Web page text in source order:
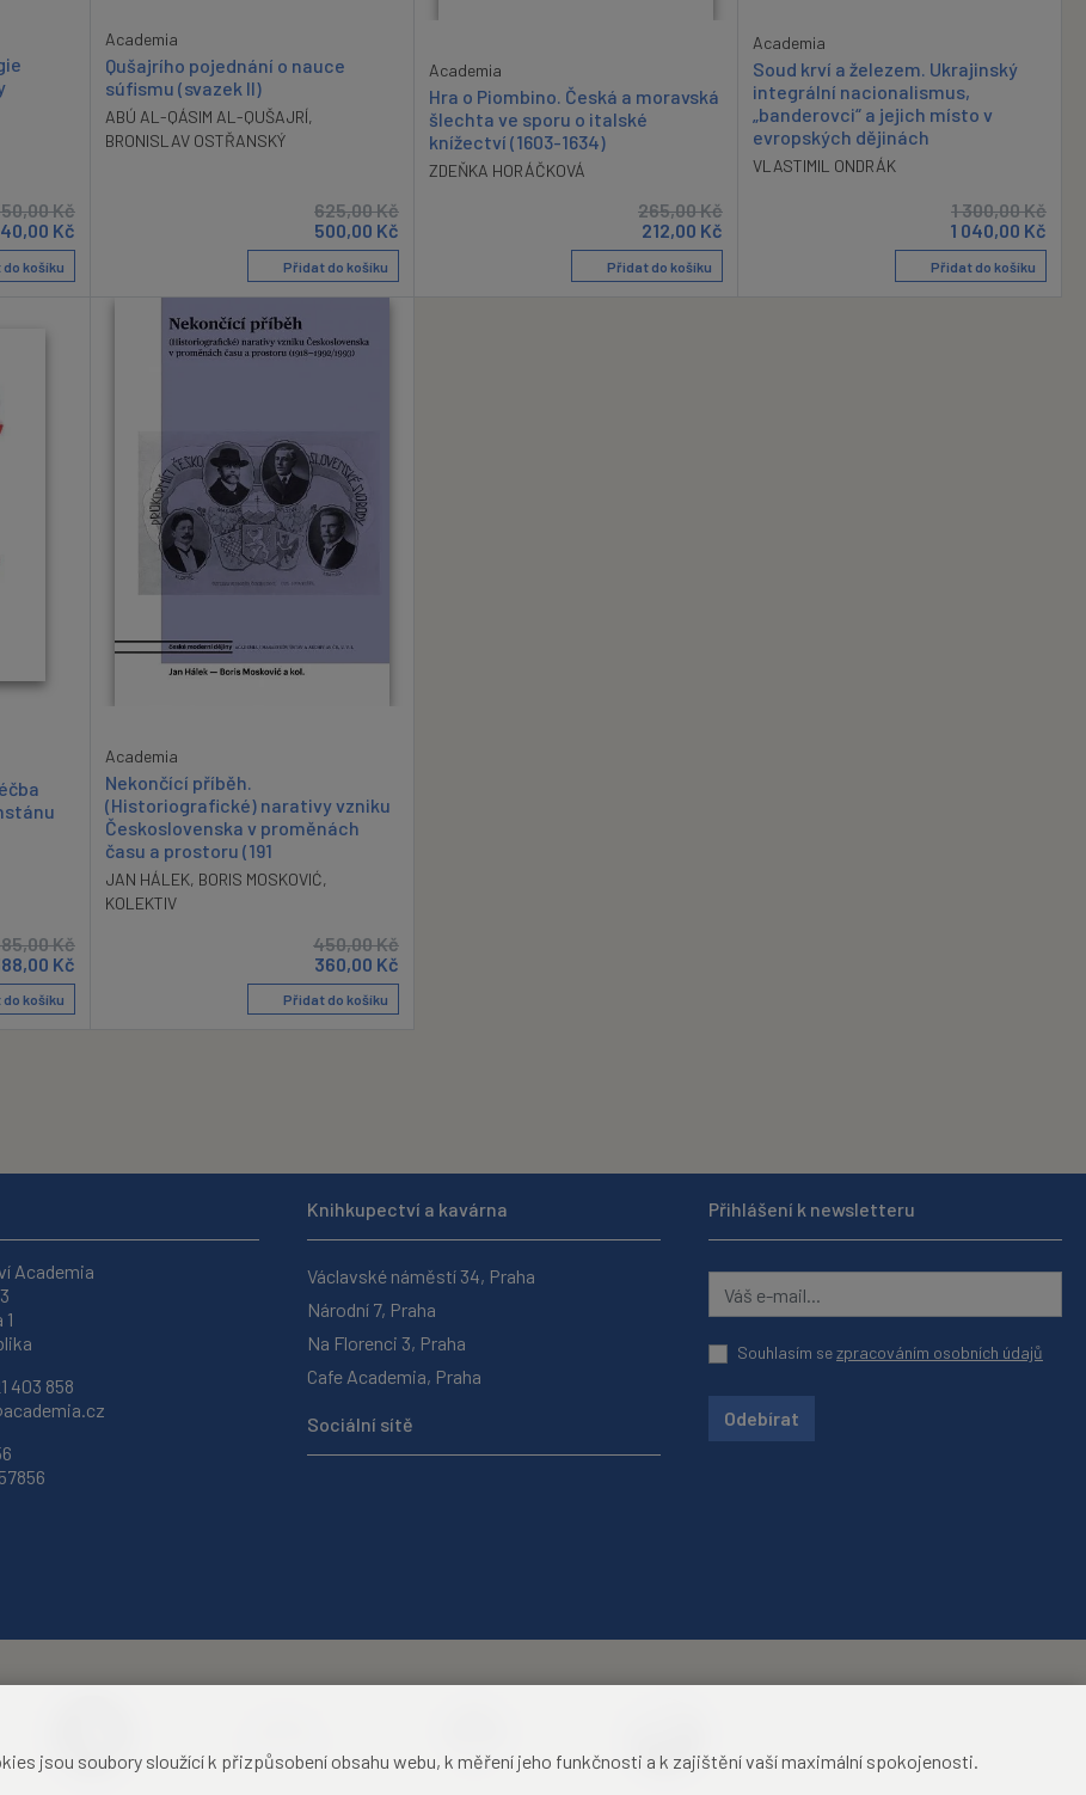
Kč
Kč
košíku
Academia
Qušajrího pojednání o nauce
súfismu (svazek II)
ABÚ AL-QÁSIM AL-QUŠAJRÍ,
BRONISLAV OSTŘANSKÝ
625,00Kč
500,00 Kč
Přidat do košíku
Academia
Hra o Piombino. Česká a moravská
šlechta ve sporu o italské
knížectví (1603-1634)
ZDEŇKA HORÁČKOVÁ
265,00Kč
212,00 Kč
Přidat do košíku
Academia
Soud krví a železem. Ukrajinský
integrální nacionalismus,
„banderovci“ a jejich místo v
evropských dějinách
VLASTIMIL ONDRÁK
1 300,00Kč
1 040,00 Kč
Přidat do košíku
Kč
Kč
košíku
Academia
Nekončící příběh.
(Historiografické) narativy vzniku
Československa v proměnách
času a prostoru (191
JAN HÁLEK, BORIS MOSKOVIĆ,
KOLEKTIV
450,00Kč
360,00 Kč
Přidat do košíku
Academia
403 858
Knihkupectví a kavárna
Václavské náměstí 34, Praha
Národní 7, Praha
Na Florenci 3, Praha
Cafe Academia, Praha
Sociální sítě
Přihlášení k newsletteru
Souhlasím sezpracováním osobních údajů
Odebírat
jsou soubory sloužící k přizpůsobení obsahu webu, k měření jeho funkčnosti a k zajištění vaší maximální spokojenosti.